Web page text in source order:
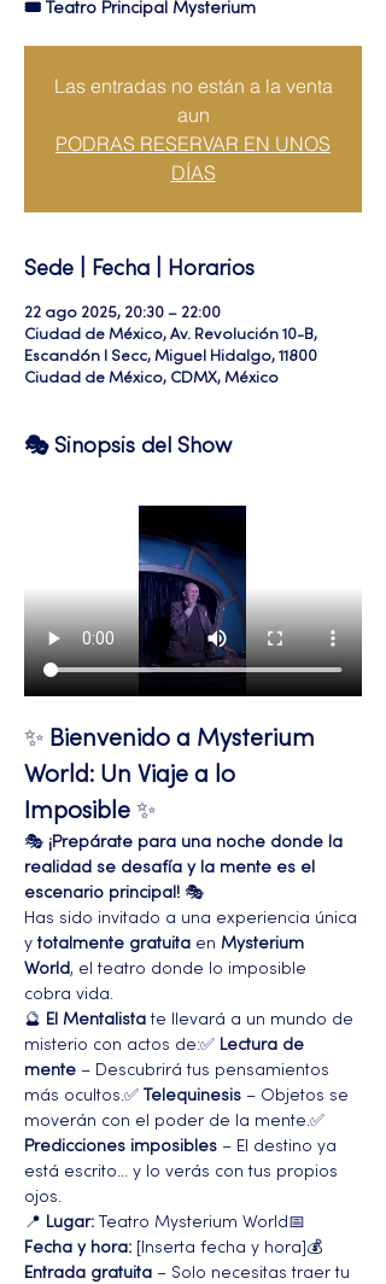
🎟 Teatro Principal Mysterium
Las entradas no están a la venta
aun
PODRAS RESERVAR EN UNOS
DÍAS
Sede | Fecha | Horarios
22 ago 2025, 20:30 – 22:00
Ciudad de México, Av. Revolución 10-B,
Escandón I Secc, Miguel Hidalgo, 11800
Ciudad de México, CDMX, México
🎭 Sinopsis del Show
✨ Bienvenido a Mysterium
World: Un Viaje a lo
Imposible ✨
🎭 ¡Prepárate para una noche donde la
realidad se desafía y la mente es el
escenario principal! 🎭
Has sido invitado a una experiencia única
y totalmente gratuita en Mysterium
World, el teatro donde lo imposible
cobra vida.
🔮 El Mentalista te llevará a un mundo de
misterio con actos de:✅ Lectura de
mente – Descubrirá tus pensamientos
más ocultos.✅
Telequinesis – Objetos se
moverán con el poder de la mente.✅
Predicciones imposibles – El destino ya
está escrito... y lo verás con tus propios
ojos.
📍 Lugar: Teatro Mysterium World📅
Fecha y hora: [Inserta fecha y hora]💰
Entrada gratuita – Solo necesitas traer tu